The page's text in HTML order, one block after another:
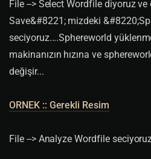
File --> Select Wordfile diyoruz
Save&#8221; mizdeki
seciyoruz....Sphereworld
makinanızın hızına ve
değişir...
ORNEK :: Gerekli Resim
File --> Analyze Wordfile